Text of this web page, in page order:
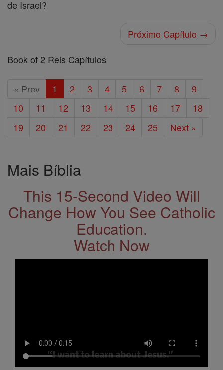
de Israel?
Próximo Capítulo →
Book of 2 Reis Capítulos
« Prev 1 2 3 4 5 6 7 8
9
10
11 12 13 14 15 16 17
18
19
20 21 22 23 24 25 Next »
Mais Bíblia
This 15-Second Video Will
Change How You See Catholic
Education.
Watch Now